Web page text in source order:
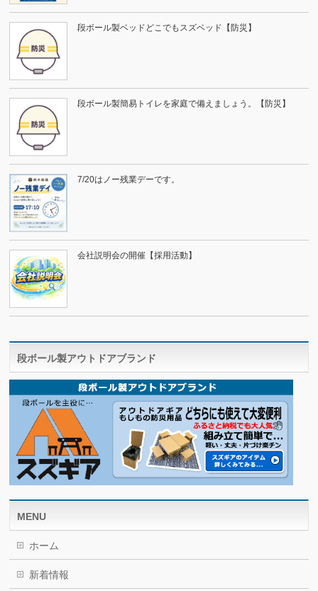
段ボール製ベッドどこでもスズベッド【防災】
段ボール製簡易トイレを家庭で備えましょう。【防災】
7/20はノー残業デーです。
会社説明会の開催【採用活動】
段ボール製アウトドアブランド
MENU
ホーム
新着情報